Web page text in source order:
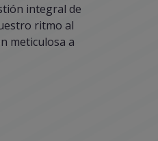
integral de
ritmo al
meticulosa a